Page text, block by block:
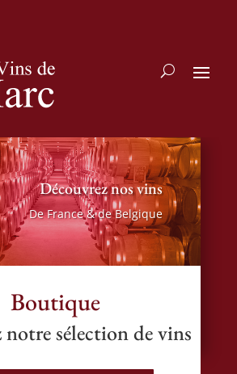
Découvrez nos vins
De France & de Belgique
Boutique
notre sélection de vins